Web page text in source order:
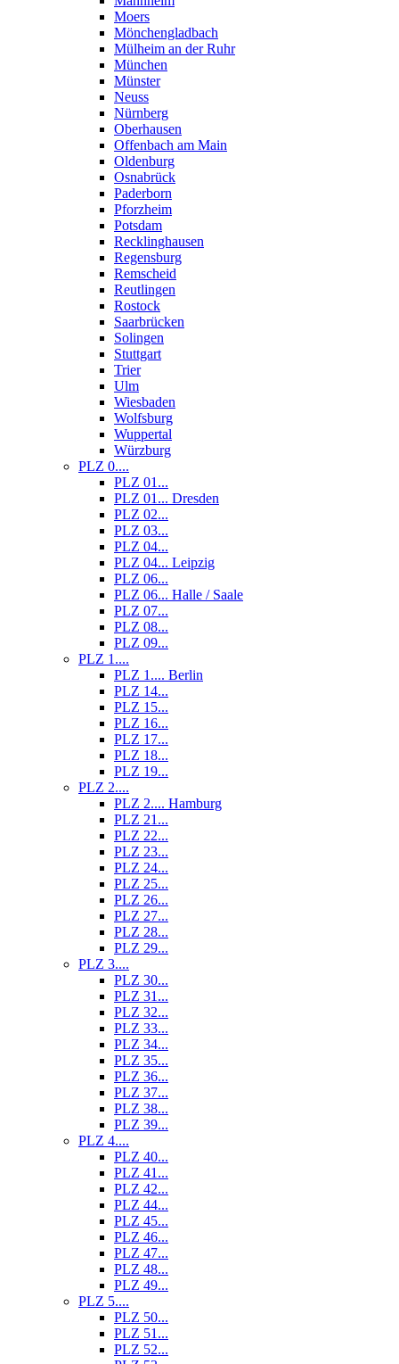
Moers
Mönchengladbach
Mülheim an der Ruhr
München
Münster
Neuss
Nürnberg
Oberhausen
Offenbach am Main
Oldenburg
Osnabrück
Paderborn
Pforzheim
Potsdam
Recklinghausen
Regensburg
Remscheid
Reutlingen
Rostock
Saarbrücken
Solingen
Stuttgart
Trier
Ulm
Wiesbaden
Wolfsburg
Wuppertal
Würzburg
PLZ 0....
PLZ 01...
PLZ 01... Dresden
PLZ 02...
PLZ 03...
PLZ 04...
PLZ 04... Leipzig
PLZ 06...
PLZ 06... Halle / Saale
PLZ 07...
PLZ 08...
PLZ 09...
PLZ 1....
PLZ 1.... Berlin
PLZ 14...
PLZ 15...
PLZ 16...
PLZ 17...
PLZ 18...
PLZ 19...
PLZ 2....
PLZ 2.... Hamburg
PLZ 21...
PLZ 22...
PLZ 23...
PLZ 24...
PLZ 25...
PLZ 26...
PLZ 27...
PLZ 28...
PLZ 29...
PLZ 3....
PLZ 30...
PLZ 31...
PLZ 32...
PLZ 33...
PLZ 34...
PLZ 35...
PLZ 36...
PLZ 37...
PLZ 38...
PLZ 39...
PLZ 4....
PLZ 40...
PLZ 41...
PLZ 42...
PLZ 44...
PLZ 45...
PLZ 46...
PLZ 47...
PLZ 48...
PLZ 49...
PLZ 5....
PLZ 50...
PLZ 51...
PLZ 52...